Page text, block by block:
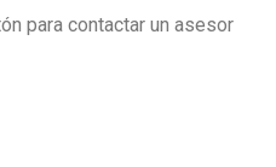
para contactar un asesor